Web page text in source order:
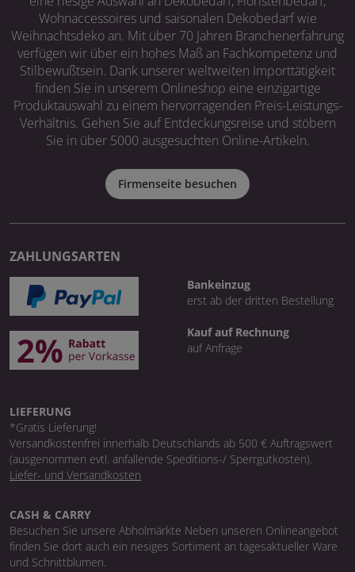
Wohnaccessoires und saisonalen Dekobedarf wie
Weihnachtsdeko an. Mit über 70 Jahren Branchenerfahrung
verfügen wir über ein hohes Maß an Fachkompetenz und
Stilbewußtsein. Dank unserer weltweiten Importtätigkeit
finden Sie in unserem Onlineshop eine einzigartige
Produktauswahl zu einem hervorragenden Preis-Leistungs-
Verhältnis. Gehen Sie auf Entdeckungsreise und stöbern
Sie in über 5000 ausgesuchten Online-Artikeln.
Firmenseite besuchen
ZAHLUNGSARTEN
Bankeinzug
erst ab der dritten Bestellung
Kauf auf Rechnung
auf Anfrage
LIEFERUNG
*Gratis Lieferung!
Versandkostenfrei innerhalb Deutschlands ab 500 € Auftragswert
(ausgenommen evtl. anfallende Speditions-/ Sperrgutkosten).
Liefer- und Versandkosten
CASH & CARRY
Besuchen Sie unsere Abholmärkte Neben unseren Onlineangebot
finden Sie dort auch ein riesiges Sortiment an tagesaktueller Ware
und Schnittblumen.